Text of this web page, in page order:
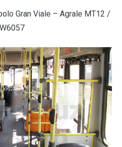
Gran Viale – Agrale MT12 /